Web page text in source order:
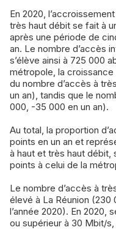
En 2020, l’accroissement du nombre d’accès fixes à haut et
très haut débit se fait à
après une période de
an. Le nombre d’accès
s’élève ainsi à 725 000
métropole, la
du nombre d’accès à
un an), tandis que le
000, -35 000 en un an).
Au total, la proportion
points en un an et
à haut et très haut débit,
points à celui de la
Le nombre d’accès à
élevé à La Réunion (230
l’année 2020). En 2020,
ou supérieur à 30 Mbit/